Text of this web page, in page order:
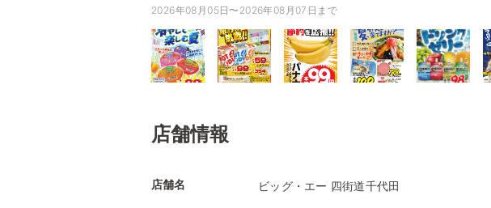
2026年08月05日〜2026年08月07日まで
店舗情報
店舗名 ビッグ・エー 四街道千代田